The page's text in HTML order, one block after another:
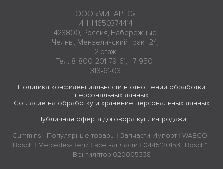
ООО «МИПАРТС»
ИНН 1650374414
423800, Россия, Набережные
Челны, Мензелинский тракт 24,
2 этаж
Тел: 8-800-201-79-61, +7 950-
318-61-03
Политика конфиденциальности в отношении обработки
персональных данных
Согласие на обработку и хранение персональных данных
Публичная оферта договора купли-продажи
Cummins | Популярные товары | Запчасти Импорт | WABCO |
Bosch | Mercedes-Benz | все запчасти | 0445120153 "Bosch" |
Вентилятор 020005338